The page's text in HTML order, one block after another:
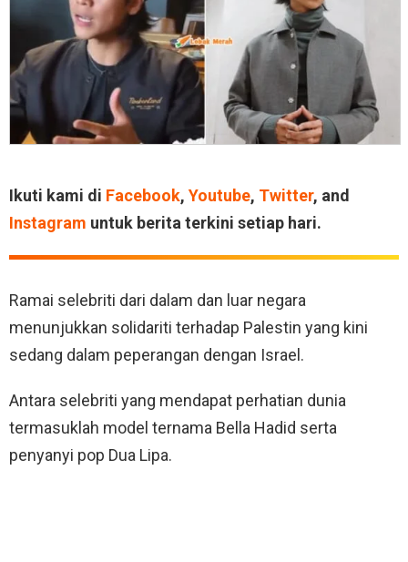
Ikuti kami di Facebook, Youtube, Twitter, and
Instagram untuk berita terkini setiap hari.
Ramai selebriti dari dalam dan luar negara
menunjukkan solidariti terhadap Palestin yang kini
sedang dalam peperangan dengan Israel.
Antara selebriti yang mendapat perhatian dunia
termasuklah model ternama Bella Hadid serta
penyanyi pop Dua Lipa.